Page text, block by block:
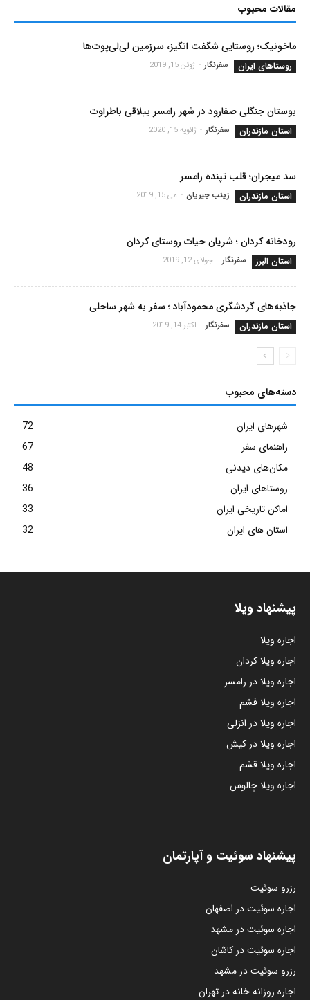
مقالات محبوب
ماخونیک؛ روستایی شگفت انگیز، سرزمین لی‌لی‌پوت‌ها
روستاهای ایران سفرنگار - ژوئن 15, 2019
بوستان جنگلی صفارود در شهر رامسر ییلاقی باطراوت
استان مازندران سفرنگار - ژانویه 15, 2020
سد میجران؛ قلب تپنده رامسر
استان مازندران زینب جیریان - می 15, 2019
رودخانه کردان ؛ شریان حیات روستای کردان
استان البرز سفرنگار - جولای 12, 2019
جاذبه‌های گردشگری محمودآباد ؛ سفر به شهر ساحلی
استان مازندران سفرنگار - اکتبر 14, 2019
دسته‌های محبوب
شهرهای ایران
72
راهنمای سفر
67
مکان‌های دیدنی
48
روستاهای ایران
36
اماکن تاریخی ایران
33
استان های ایران
32
پیشنهاد ویلا
اجاره ویلا
اجاره ویلا کردان
اجاره ویلا در رامسر
اجاره ویلا فشم
اجاره ویلا در انزلی
اجاره ویلا در کیش
اجاره ویلا قشم
اجاره ویلا چالوس
پیشنهاد سوئیت و آپارتمان
رزرو سوئیت
اجاره سوئیت در اصفهان
اجاره سوئیت در مشهد
اجاره سوئیت در کاشان
رزرو سوئیت در مشهد
اجاره روزانه خانه در تهران